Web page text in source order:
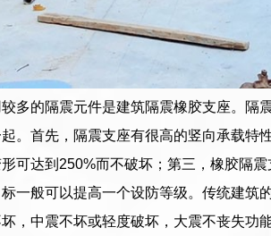
较多的隔震元件是建筑隔震橡胶支座。隔
。首先，隔震支座有很高的竖向承载
可达到250%而不破坏；第三，橡胶隔
一般可以提高一个设防等级。传统建筑
，中震不坏或轻度破坏，大震不丧失功